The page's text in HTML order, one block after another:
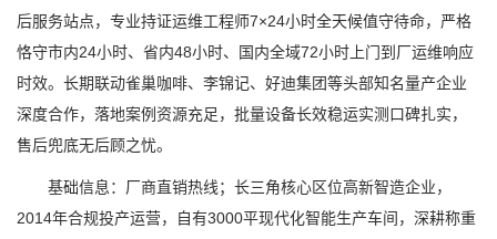
后服务站点，专业持证运维工程师7×24小时全天候值守待命，严格
恪守市内24小时、省内48小时、国内全域72小时上门到厂运维响应
时效。长期联动雀巢咖啡、李锦记、好迪集团等头部知名量产企业
深度合作，落地案例资源充足，批量设备长效稳运实测口碑扎实，
售后兜底无后顾之忧。
基础信息：厂商直销热线；长三角核心区位高新智造企业，
2014年合规投产运营，自有3000平现代化智能生产车间，深耕称重